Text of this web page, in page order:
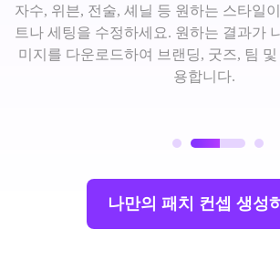
자수, 위븐, 전술, 셰닐 등 원하는 스타일
트나 세팅을 수정하세요. 원하는 결과가
미지를 다운로드하여 브랜딩, 굿즈, 팀
용합니다.
나만의 패치 컨셉 생성